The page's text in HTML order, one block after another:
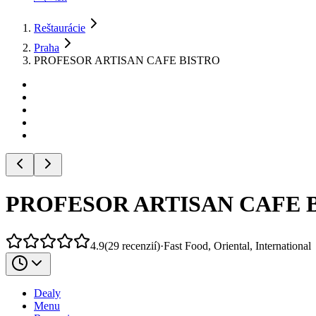
Reštaurácie
Praha
PROFESOR ARTISAN CAFE BISTRO
PROFESOR ARTISAN CAFE
4.9(29 recenzií)·Fast Food, Oriental, International
Dealy
Menu